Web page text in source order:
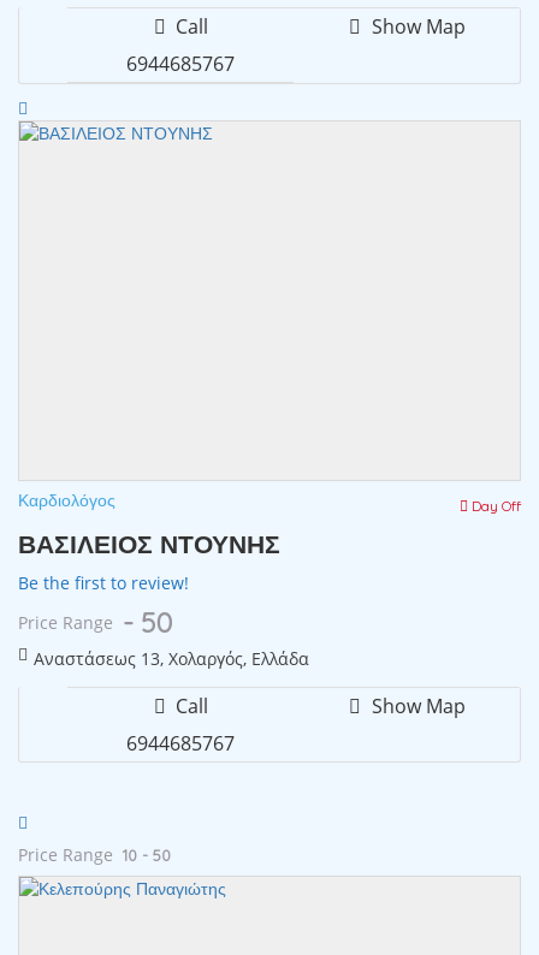
Call
6944685767
Show Map
Καρδιολόγος Day Off
ΒΑΣΙΛΕΙΟΣ ΝΤΟΥΝΗΣ
Be the first to review!
Price Range - 50
Αναστάσεως 13, Χολαργός, Ελλάδα
Call
6944685767
Show Map
Price Range 10 - 50